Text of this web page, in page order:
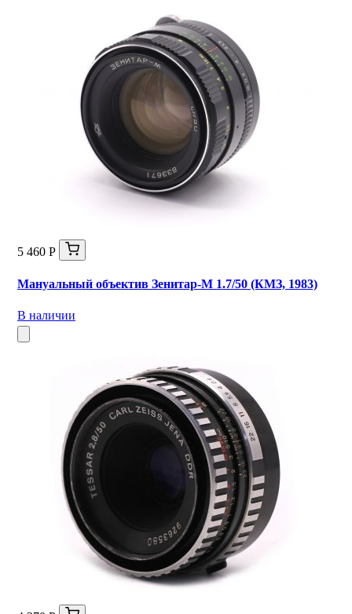
5 460 Р
Мануальный объектив Зенитар-М 1.7/50 (КМЗ, 1983)
В наличии